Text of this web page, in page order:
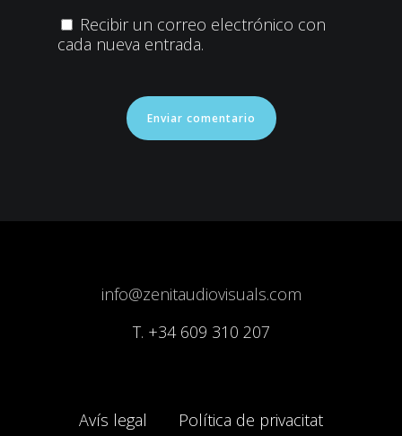
Recibir un correo electrónico con
cada nueva entrada.
info@zenitaudiovisuals.com
T. +34 609 310 207
Avís legal Política de privacitat